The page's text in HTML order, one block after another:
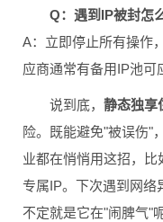
Q：遇到IP被封怎
A：立即停止所有操作
应商通常有备用IP池可
说到底， 静态独享
险。既能避免"被误伤"
业都在悄悄用这招，比
专属IP。下次遇到网络
不定就是它在"闹脾气"呢